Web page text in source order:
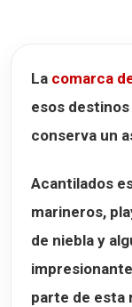
La comarca
esos
conserva un
Acantilados
marineros,
de niebla y
parte de esta